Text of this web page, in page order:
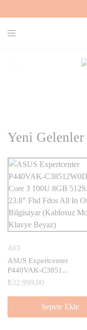
Aklınla
Yeni Gelenler
AIO
ASUS Expertcenter
P440VAK-C3851...
₺32.999,00
Sepete Ekle